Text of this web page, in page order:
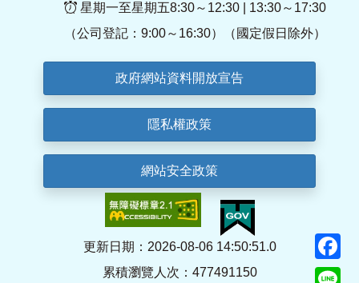
星期一至星期五8:30～12:30 | 13:30～17:30
（公司登記：9:00～16:30）（國定假日除外）
政府網站資料開放宣告
隱私權政策
網站安全政策
更新日期：2026-08-06 14:50:51.0
累積瀏覽人次：477491150